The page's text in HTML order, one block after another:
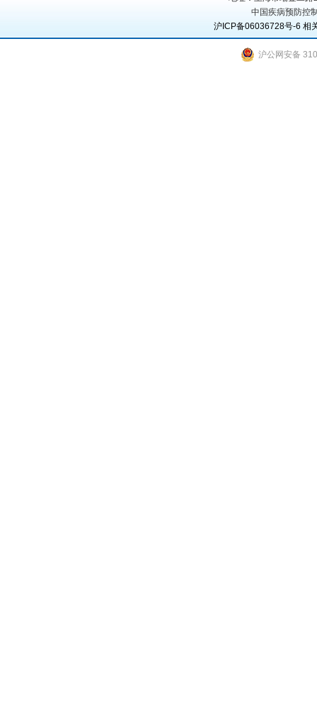
中国疾病预防控
沪ICP备06036728号-6 相
沪公网安备